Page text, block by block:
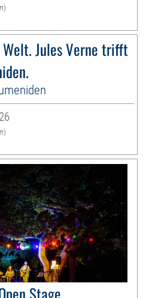
Jules Verne trifft
Stage